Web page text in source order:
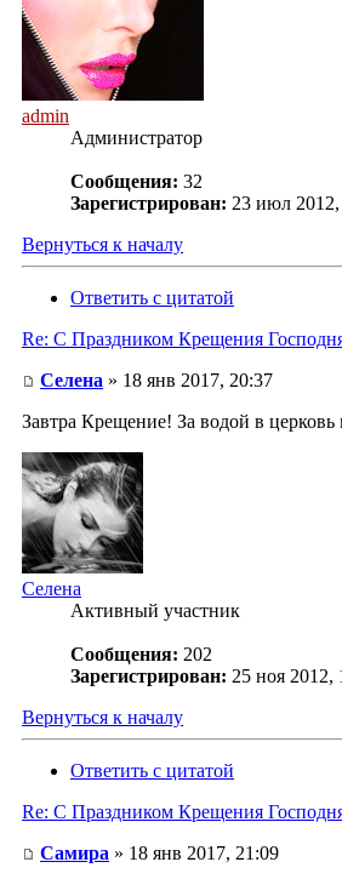
admin
Администратор
Сообщения: 32
Зарегистрирован: 23 июл 2012,
Вернуться к началу
Ответить с цитатой
Re: С Праздником Крещения
Селена » 18 янв 2017, 20:37
Завтра Крещение! За водой в
Селена
Активный участник
Сообщения: 202
Зарегистрирован: 25 ноя 2012,
Вернуться к началу
Ответить с цитатой
Re: С Праздником Крещения
Самира » 18 янв 2017, 21:09